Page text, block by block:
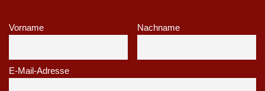
Vorname Nachname
E-Mail-Adresse